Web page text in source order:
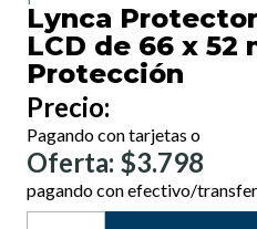
Lynca
LCD de 66 x 52
Protección
Precio:
Pagando con tarjetas o
Oferta: $3.798
pagando con efectivo/